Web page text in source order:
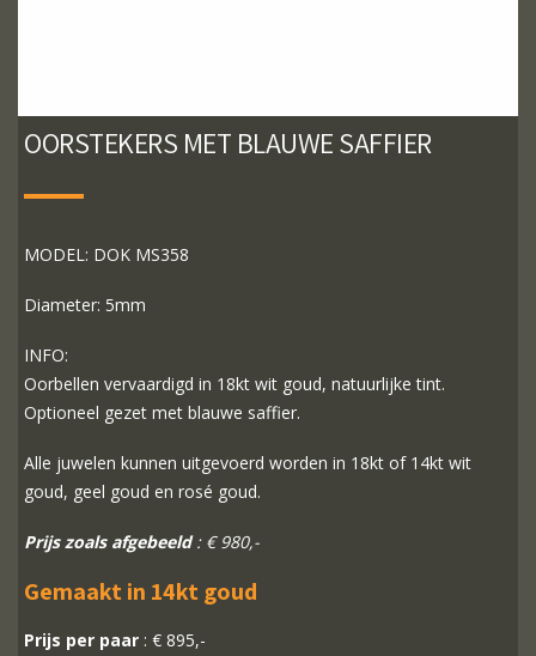
OORSTEKERS MET BLAUWE SAFFIER
MODEL: DOK MS358
Diameter: 5mm
INFO:
Oorbellen vervaardigd in 18kt wit goud, natuurlijke tint.
Optioneel gezet met blauwe saffier.
Alle juwelen kunnen uitgevoerd worden in 18kt of 14kt wit
goud, geel goud en rosé goud.
Prijs zoals afgebeeld: € 980,-
Gemaakt in 14kt goud
Prijs per paar : € 895,-